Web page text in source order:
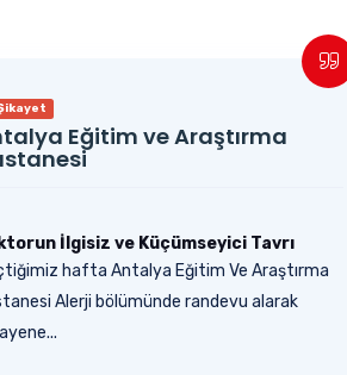
Eğitim ve Araştırma
İlgisiz ve Küçümseyici Tavrı
hafta Antalya Eğitim Ve Araştırma
Alerji bölümünde randevu alarak